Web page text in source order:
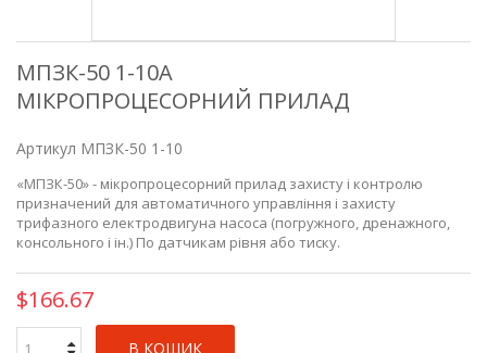
МПЗК-50 1-10А
МІКРОПРОЦЕСОРНИЙ ПРИЛАД
Артикул МПЗК-50 1-10
«МПЗК-50» - мікропроцесорний прилад захисту і контролю
призначений для автоматичного управління і захисту
трифазного електродвигуна насоса (погружного, дренажного,
консольного і ін.) По датчикам рівня або тиску.
$166.67
В КОШИК